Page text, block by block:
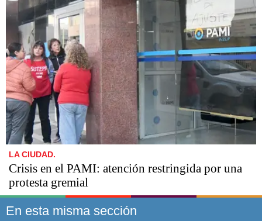
LA CIUDAD.
Crisis en el PAMI: atención restringida por una
protesta gremial
En esta misma sección